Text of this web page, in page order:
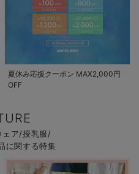
夏休み応援クーポン MAX2,000円
OFF
ェア/授乳服/
に関する特集